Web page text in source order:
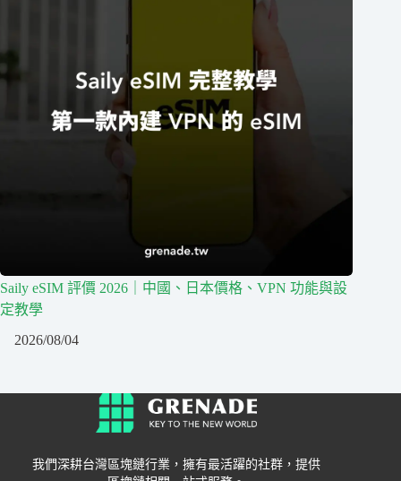
Saily eSIM 評價 2026｜中國、日本價格、VPN 功能與設
定教學
2026/08/04
我們深耕台灣區塊鏈行業，擁有最活躍的社群，提供